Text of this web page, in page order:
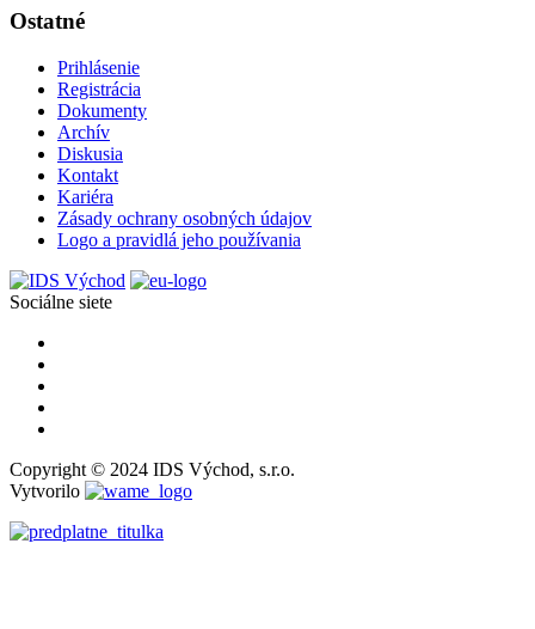
Ostatné
Prihlásenie
Registrácia
Dokumenty
Archív
Diskusia
Kontakt
Kariéra
Zásady ochrany osobných údajov
Logo a pravidlá jeho používania
Sociálne siete
Copyright © 2024 IDS Východ, s.r.o.
Vytvorilo